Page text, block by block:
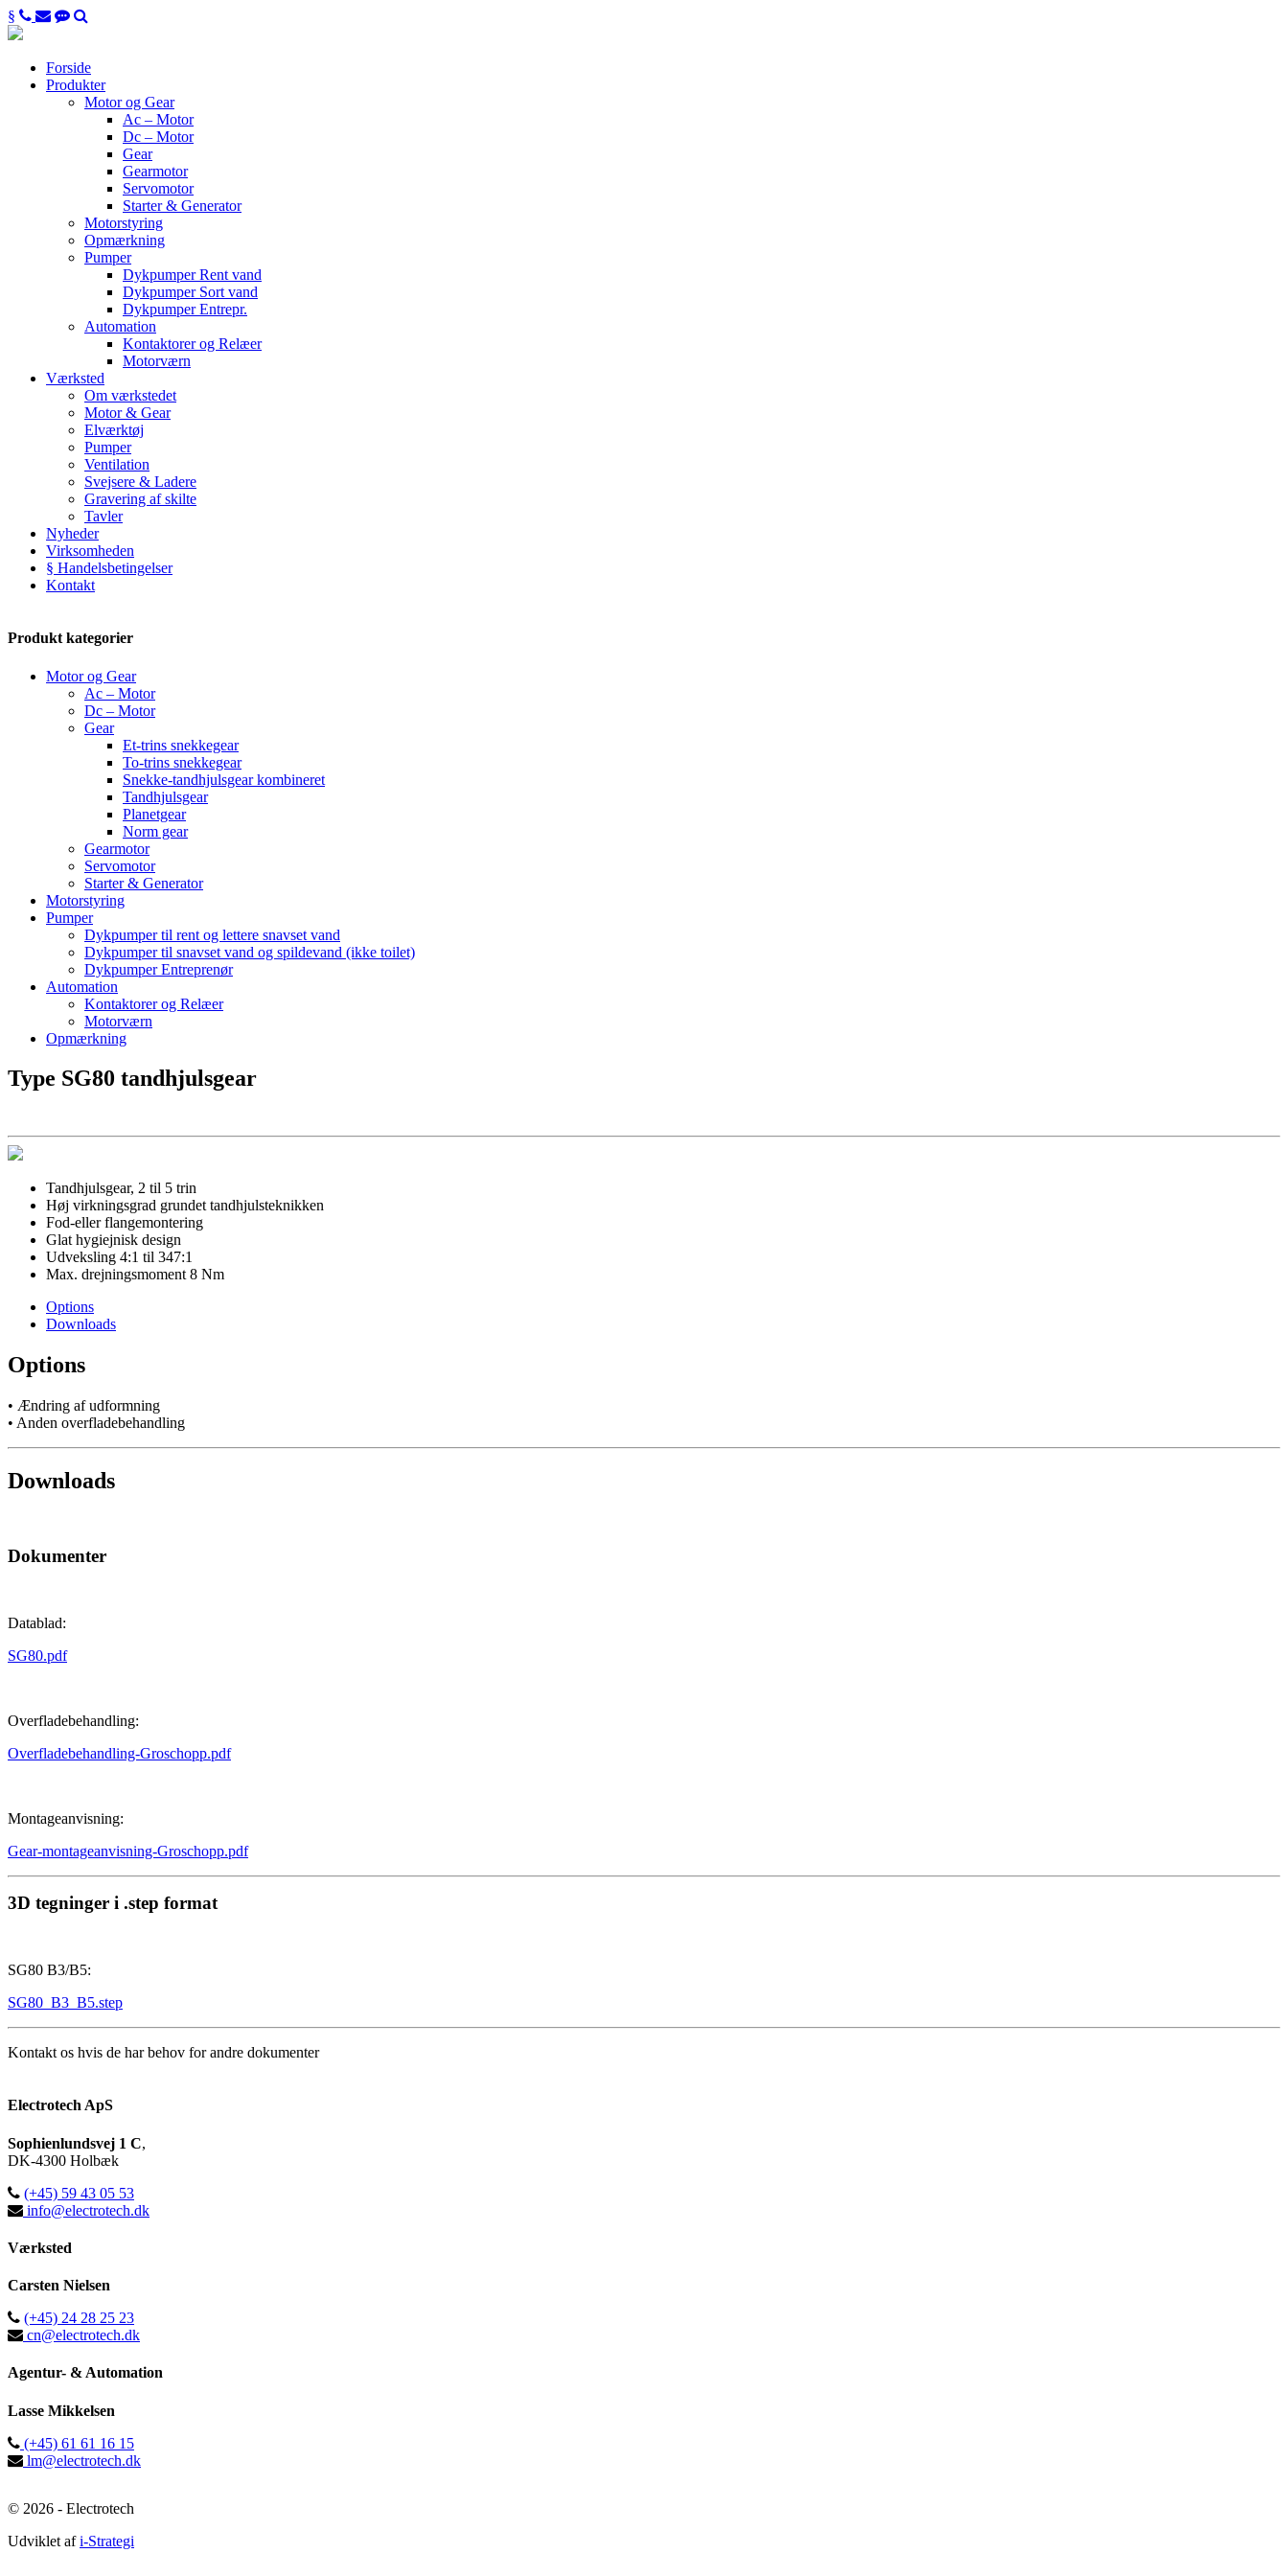
§
Forside
Produkter
Motor og Gear
Ac – Motor
Dc – Motor
Gear
Gearmotor
Servomotor
Starter & Generator
Motorstyring
Opmærkning
Pumper
Dykpumper Rent vand
Dykpumper Sort vand
Dykpumper Entrepr.
Automation
Kontaktorer og Relæer
Motorværn
Værksted
Om værkstedet
Motor & Gear
Elværktøj
Pumper
Ventilation
Svejsere & Ladere
Gravering af skilte
Tavler
Nyheder
Virksomheden
§ Handelsbetingelser
Kontakt
Produkt kategorier
Motor og Gear
Ac – Motor
Dc – Motor
Gear
Et-trins snekkegear
To-trins snekkegear
Snekke-tandhjulsgear kombineret
Tandhjulsgear
Planetgear
Norm gear
Gearmotor
Servomotor
Starter & Generator
Motorstyring
Pumper
Dykpumper til rent og lettere snavset vand
Dykpumper til snavset vand og spildevand (ikke toilet)
Dykpumper Entreprenør
Automation
Kontaktorer og Relæer
Motorværn
Opmærkning
Type SG80 tandhjulsgear
Tandhjulsgear, 2 til 5 trin
Høj virkningsgrad grundet tandhjulsteknikken
Fod-eller flangemontering
Glat hygiejnisk design
Udveksling 4:1 til 347:1
Max. drejningsmoment 8 Nm
Options
Downloads
Options
• Ændring af udformning
• Anden overfladebehandling
Downloads
Dokumenter
Datablad:
SG80.pdf
Overfladebehandling:
Overfladebehandling-Groschopp.pdf
Montageanvisning:
Gear-montageanvisning-Groschopp.pdf
3D tegninger i .step format
SG80 B3/B5:
SG80_B3_B5.step
Kontakt os hvis de har behov for andre dokumenter
Electrotech ApS
Sophienlundsvej 1 C,
DK-4300 Holbæk
(+45) 59 43 05 53
info@electrotech.dk
Værksted
Carsten Nielsen
(+45) 24 28 25 23
cn@electrotech.dk
Agentur- & Automation
Lasse Mikkelsen
(+45) 61 61 16 15
lm@electrotech.dk
© 2026 - Electrotech
Udviklet afi-Strategi